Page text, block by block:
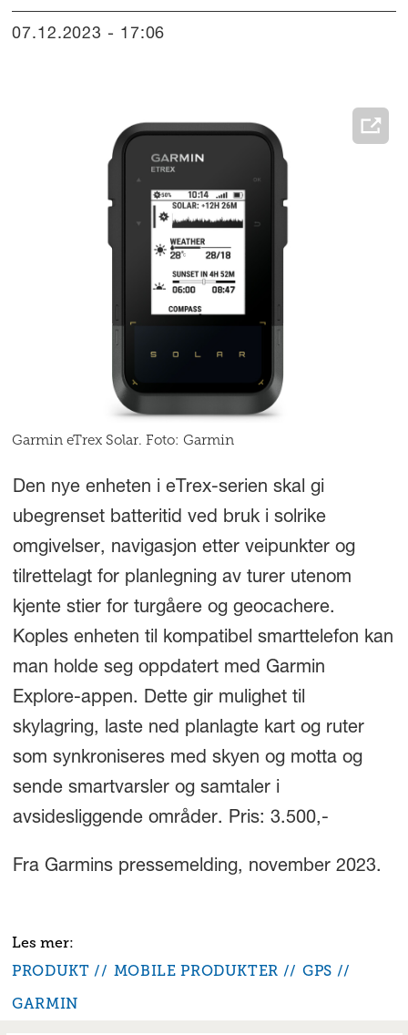
07.12.2023 - 17:06
Garmin eTrex Solar. Foto: Garmin
Den nye enheten i eTrex-serien skal gi
ubegrenset batteritid ved bruk i solrike
omgivelser, navigasjon etter veipunkter og
tilrettelagt for planlegning av turer utenom
kjente stier for turgåere og geocachere.
Koples enheten til kompatibel smarttelefon kan
man holde seg oppdatert med Garmin
Explore-appen. Dette gir mulighet til
skylagring, laste ned planlagte kart og ruter
som synkroniseres med skyen og motta og
sende smartvarsler og samtaler i
avsidesliggende områder. Pris: 3.500,-
Fra Garmins pressemelding, november 2023.
PRODUKT MOBILE PRODUKTER
GPS
GARMIN